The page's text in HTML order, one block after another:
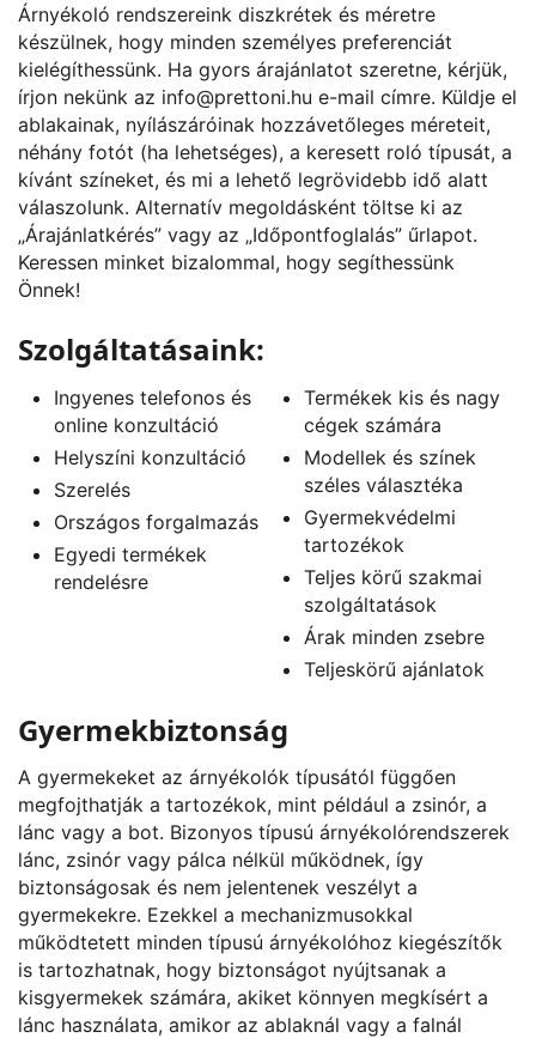
Árnyékoló rendszereink diszkrétek és méretre
készülnek, hogy minden személyes preferenciát
kielégíthessünk. Ha gyors árajánlatot szeretne, kérjük,
írjon nekünk az info@prettoni.hu e-mail címre. Küldje el
ablakainak, nyílászáróinak hozzávetőleges méreteit,
néhány fotót (ha lehetséges), a keresett roló típusát, a
kívánt színeket, és mi a lehető legrövidebb idő alatt
válaszolunk. Alternatív megoldásként töltse ki az
„Árajánlatkérés” vagy az „Időpontfoglalás” űrlapot.
Keressen minket bizalommal, hogy segíthessünk
Önnek!
Szolgáltatásaink:
Ingyenes telefonos és
online konzultáció
Helyszíni konzultáció
Szerelés
Országos forgalmazás
Egyedi termékek
rendelésre
Termékek kis és nagy
cégek számára
Modellek és színek
széles választéka
Gyermekvédelmi
tartozékok
Teljes körű szakmai
szolgáltatások
Árak minden zsebre
Teljeskörű ajánlatok
Gyermekbiztonság
A gyermekeket az árnyékolók típusától függően
megfojthatják a tartozékok, mint például a zsinór, a
lánc vagy a bot. Bizonyos típusú árnyékolórendszerek
lánc, zsinór vagy pálca nélkül működnek, így
biztonságosak és nem jelentenek veszélyt a
gyermekekre. Ezekkel a mechanizmusokkal
működtetett minden típusú árnyékolóhoz kiegészítők
is tartozhatnak, hogy biztonságot nyújtsanak a
kisgyermekek számára, akiket könnyen megkísért a
lánc használata, amikor az ablaknál vagy a falnál